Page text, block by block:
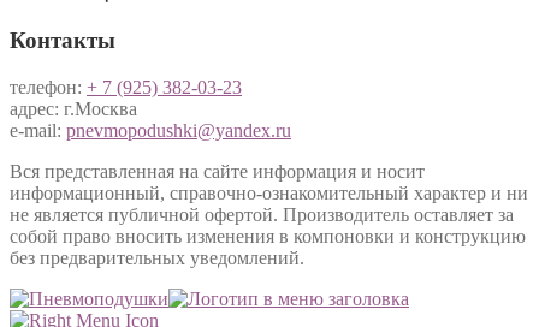
Контакты
телефон: + 7 (925) 382-03-23
адрес: г.Москва
e-mail: pnevmopodushki@yandex.ru
Вся представленная на сайте информация и носит
информационный, справочно-ознакомительный характер и ни
не является публичной офертой. Производитель оставляет за
собой право вносить изменения в компоновки и конструкцию
без предварительных уведомлений.